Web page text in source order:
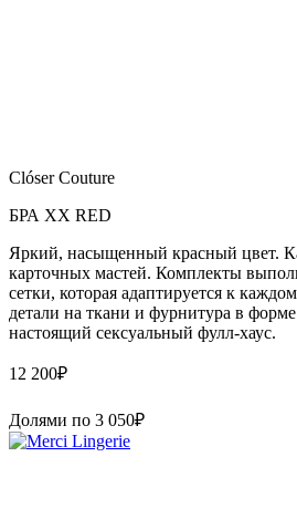
Clóser Couture
БРА XX RED
Яркий, насыщенный красный цвет.
карточных мастей. Комплекты
сетки, которая адаптируется к
детали на ткани и фурнитура в
настоящий сексуальный фулл-хаус.
12 200₽
Долями по 3 050₽